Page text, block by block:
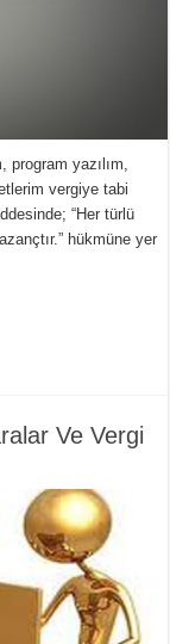
yazılım,
vergiye tabi
“Her türlü
hükmüne yer
Ve Vergi